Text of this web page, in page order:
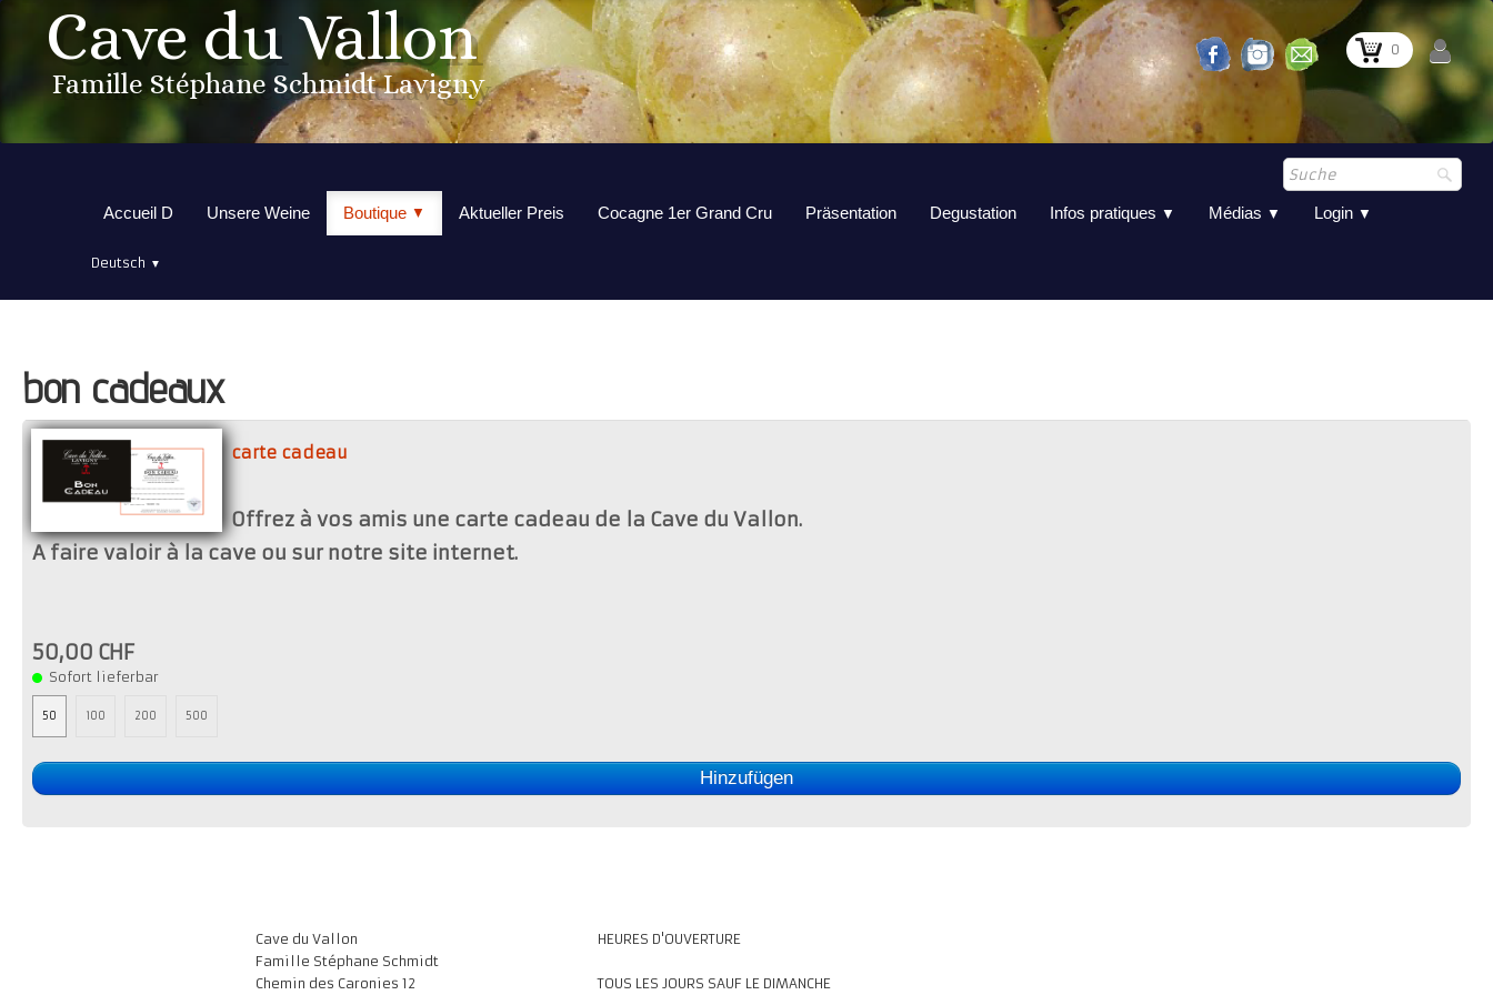
Cave du Vallon
Famille Stéphane Schmidt Lavigny
0
Accueil D Unsere Weine Boutique ▼ Aktueller Preis Cocagne 1er Grand Cru Präsentation Degustation Infos pratiques ▼ Médias ▼ Login ▼
Deutsch ▼
bon cadeaux
carte cadeau
Offrez à vos amis une carte cadeau de la Cave du Vallon.
A faire valoir à la cave ou sur notre site internet.
50,00 CHF
Sofort lieferbar
50 100 200 500
Hinzufügen
Cave du Vallon
Famille Stéphane Schmidt
Chemin des Caronies 12
HEURES D'OUVERTURE
TOUS LES JOURS SAUF LE DIMANCHE